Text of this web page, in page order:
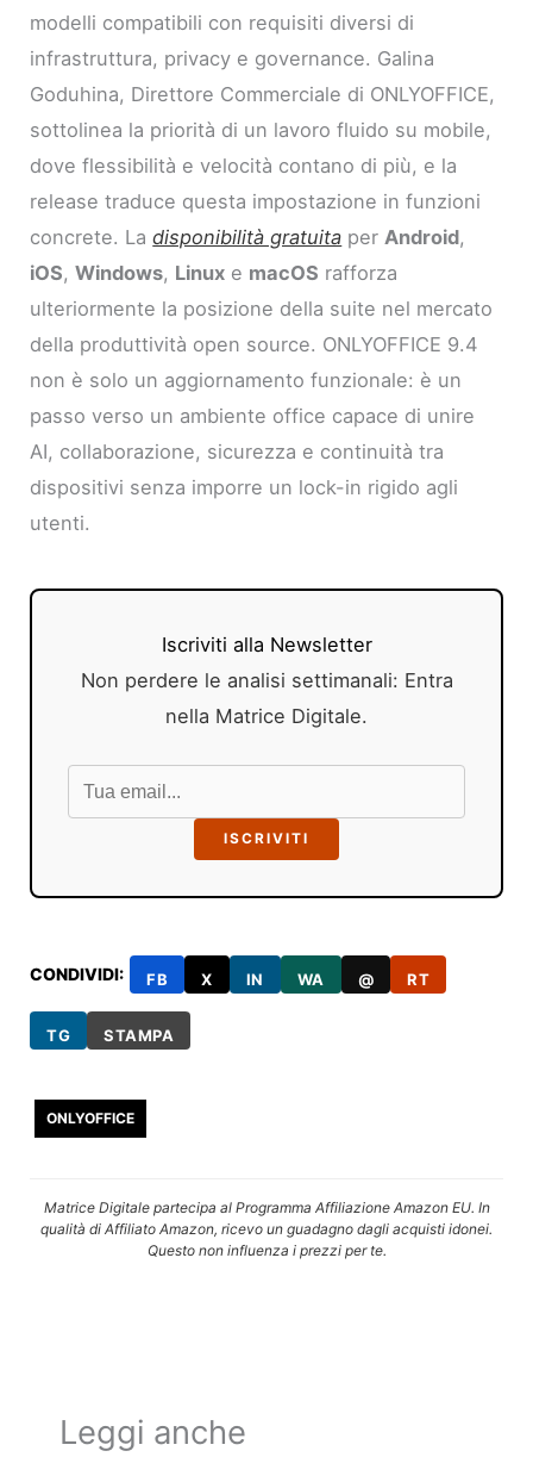
modelli compatibili con requisiti diversi di
infrastruttura, privacy e governance. Galina
Goduhina, Direttore Commerciale di ONLYOFFICE,
sottolinea la priorità di un lavoro fluido su mobile,
dove flessibilità e velocità contano di più, e la
release traduce questa impostazione in funzioni
concrete. Ladisponibilità gratuita per Android,
iOS,Windows, Linux e macOS rafforza
ulteriormente la posizione della suite nel mercato
della produttività open source. ONLYOFFICE 9.4
non è solo un aggiornamento funzionale: è un
passo verso un ambiente office capace di unire
AI, collaborazione, sicurezza e continuità tra
dispositivi senza imporre un lock-in rigido agli
utenti.
Iscriviti alla Newsletter
Non perdere le analisi settimanali: Entra
nella Matrice Digitale.
ISCRIVITI
CONDIVIDI: FB X IN WA @ RT
TG STAMPA
ONLYOFFICE
Matrice Digitale partecipa al Programma Affiliazione Amazon EU. In
qualità di Affiliato Amazon, ricevo un guadagno dagli acquisti idonei.
Questo non influenza i prezzi per te.
Leggi anche